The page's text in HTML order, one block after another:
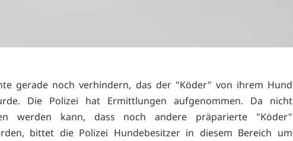
gerade noch verhindern, das der "Köder" von ihrem Hund
Die Polizei hat Ermittlungen aufgenommen. Da nicht
werden kann, dass noch andere präparierte "Köder"
bittet die Polizei Hundebesitzer in diesem Bereich um